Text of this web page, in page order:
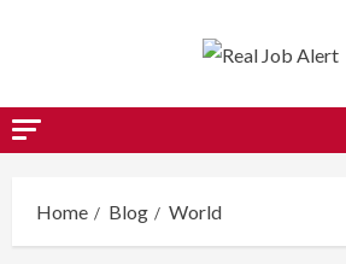
Home Blog World